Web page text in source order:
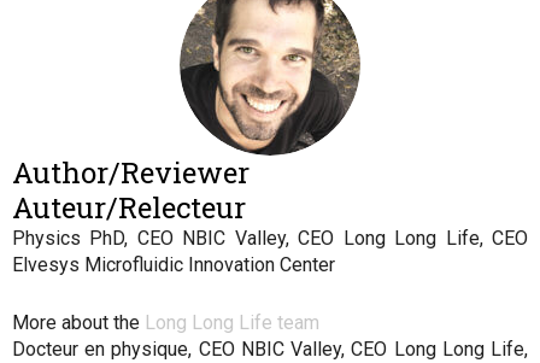
Author/Reviewer
Auteur/Relecteur
Physics PhD, CEO NBIC Valley, CEO Long Long Life, CEO
Elvesys Microfluidic Innovation Center
More about the Long Long Life team
Docteur en physique, CEO NBIC Valley, CEO Long Long Life,